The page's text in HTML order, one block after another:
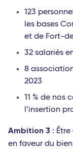
123
les bases
et de Fort-
32 salariés
8
2023
11 % de
l’insertion
Ambition 3 :
en faveur du